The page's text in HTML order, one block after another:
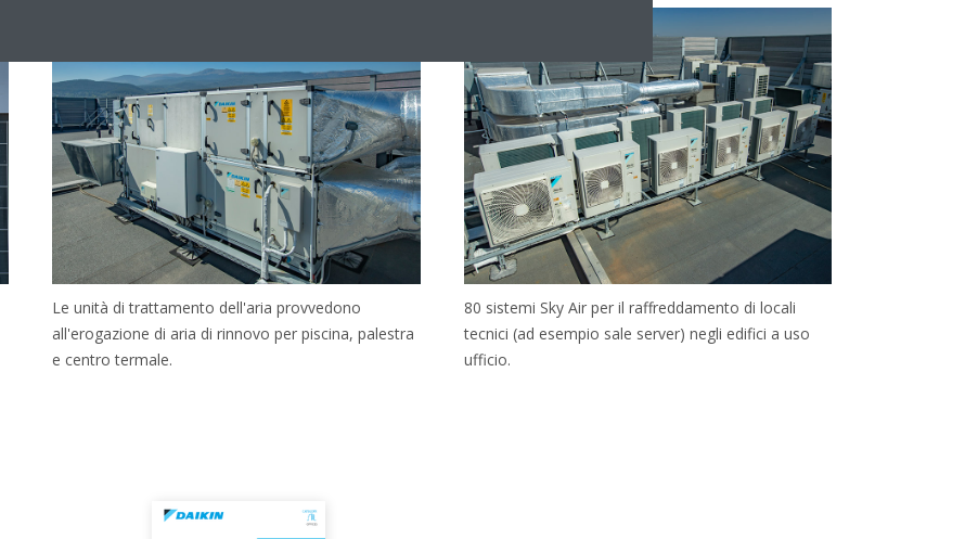
Le unità di trattamento dell'aria provvedono
all'erogazione di aria di rinnovo per piscina, palestra
e centro termale.
80 sistemi Sky Air per il raffreddamento di locali
tecnici (ad esempio sale server) negli edifici a uso
ufficio.